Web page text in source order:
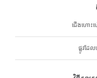
ជើងហោះ
ផ្លូវដែ